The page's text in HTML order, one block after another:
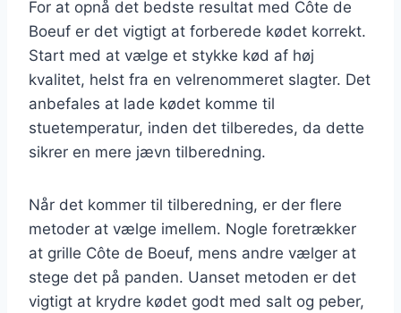
For at opnå det bedste resultat med Côte de
Boeuf er det vigtigt at forberede kødet korrekt.
Start med at vælge et stykke kød af høj
kvalitet, helst fra en velrenommeret slagter. Det
anbefales at lade kødet komme til
stuetemperatur, inden det tilberedes, da dette
sikrer en mere jævn tilberedning.
Når det kommer til tilberedning, er der flere
metoder at vælge imellem. Nogle foretrækker
at grille Côte de Boeuf, mens andre vælger at
stege det på panden. Uanset metoden er det
vigtigt at krydre kødet godt med salt og peber,